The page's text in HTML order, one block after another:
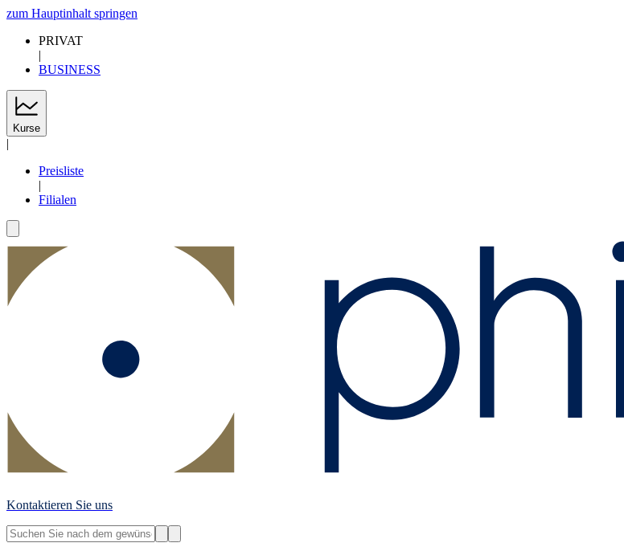
zum Hauptinhalt springen
PRIVAT
|
BUSINESS
Kurse
|
Preisliste
|
Filialen
Kontaktieren Sie uns